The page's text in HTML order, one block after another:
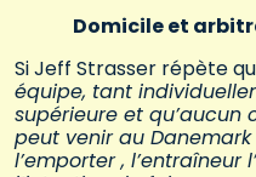
Domicile et
Si Jeff Strasser répète
équipe, tant
supérieure et qu’aucun
peut venir au
l’emporter , l’entraîneur